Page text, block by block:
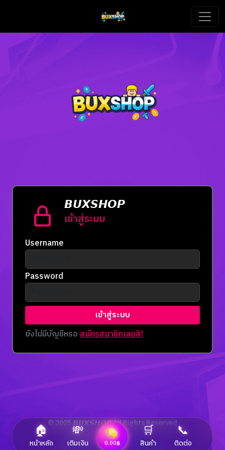
𝘽𝙐𝙓𝙎𝙃𝙊𝙋
เข้าสู่ระบบ
Username
Password
เข้าสู่ระบบ
ยังไม่มีบัญชีหรอสมัครสมาชิกเลยสิ!
© 2025 𝘽𝙐𝙓𝙎𝙃𝙊𝙋 All Rights Reserved
Made by BUXSHOP
🏠
หน้าหลัก
💸
เติมเงิน 0.00฿
🛒
สินค้า
📞
ติดต่อ